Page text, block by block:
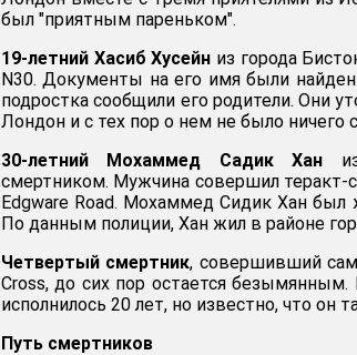
был "приятным пареньком".
19-летний Хасиб Хусейн из города
N30. Документы на его имя были
подростка сообщили его родители. Они
Лондон и с тех пор о нем не было ничего
30-летний Мохаммед Садик Хан
смертником. Мужчина совершил теракт-
Edgware Road. Мохаммед Сидик Хан был
По данным полиции, Хан жил в районе
Четвертый смертник, совершивший
Cross, до сих пор остается
исполнилось 20 лет, но известно, что он
Путь смертников